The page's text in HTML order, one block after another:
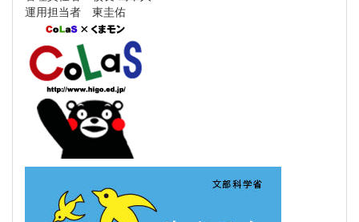
運用担当者 東圭佑